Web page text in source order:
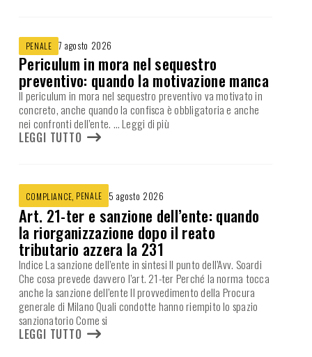
PENALE 7 agosto 2026
Periculum in mora nel sequestro
preventivo: quando la motivazione manca
Il periculum in mora nel sequestro preventivo va motivato in
concreto, anche quando la confisca è obbligatoria e anche
nei confronti dell’ente. … Leggi di più
LEGGI TUTTO
COMPLIANCE, PENALE 5 agosto 2026
Art. 21-ter e sanzione dell’ente: quando
la riorganizzazione dopo il reato
tributario azzera la 231
Indice La sanzione dell’ente in sintesi Il punto dell’Avv. Soardi
Che cosa prevede davvero l’art. 21-ter Perché la norma tocca
anche la sanzione dell’ente Il provvedimento della Procura
generale di Milano Quali condotte hanno riempito lo spazio
sanzionatorio Come si
LEGGI TUTTO